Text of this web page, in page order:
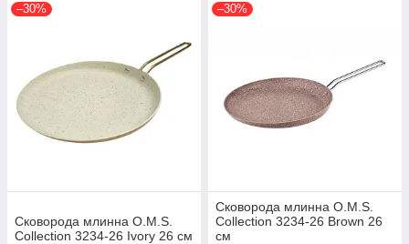
–30%
Сковорода млинна O.M.S.
Collection 3234-26 Ivory 26 см
–30%
Сковорода млинна O.M.S.
Collection 3234-26 Brown 26
см